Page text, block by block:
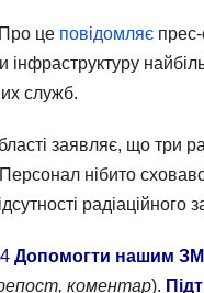
це повідомляє
служб.
заявляє, що три
Персонал нібито
радіаційного
Допомогти нашим
коментар).